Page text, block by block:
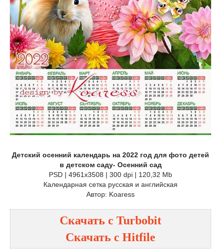
Детский осенний календарь на 2022 год для фото детей
в детском саду- Осенний сад
PSD | 4961x3508 | 300 dpi | 120,32 Mb
Календарная сетка русская и английская
Автор: Koaress
Скачать с Turbobit
Скачать с Hitfile